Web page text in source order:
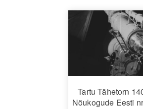
Tartu Tähetorn
Nõukogude Eesti